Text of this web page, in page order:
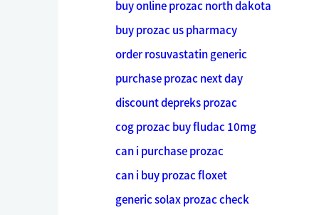
buy online prozac north dakota
buy prozac us pharmacy
order rosuvastatin generic
purchase prozac next day
discount depreks prozac
cog prozac buy fludac 10mg
can i purchase prozac
can i buy prozac floxet
generic solax prozac check